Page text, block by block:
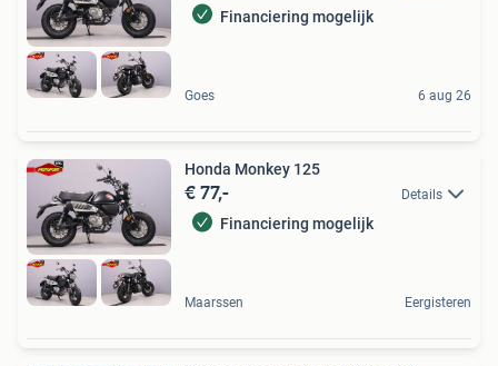
Financiering mogelijk
Goes 6 aug 26
Honda Monkey 125
€ 77,- Details
Financiering mogelijk
Maarssen Eergisteren